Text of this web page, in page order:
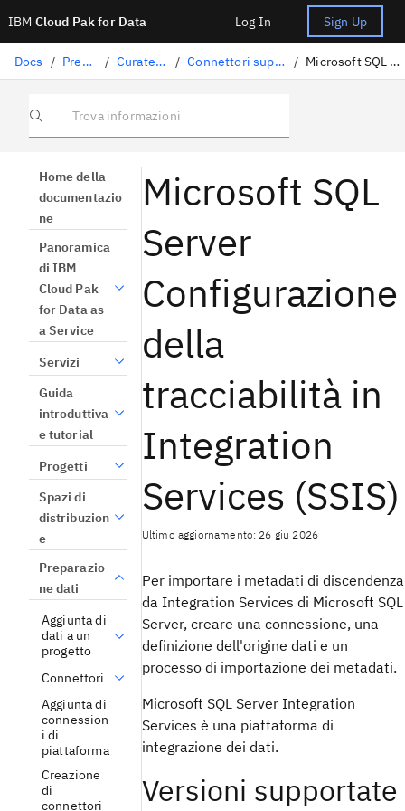
IBM Cloud Pak for Data Log In Sign Up
Docs / Preparazione dati / Curatela di dati strutturati / Connettori supportati per l'importazione della genealogia / Microsoft SQL Server Configurazione della tracciabilità in Integration Services (SSIS)
Trova informazioni
Home della
documentazio
ne
Panoramica
di IBM
Cloud Pak
for Data as
a Service
Servizi
Guida
introduttiva
e tutorial
Progetti
Spazi di
distribuzion
e
Preparazio
ne dati
Aggiunta di
dati a un
progetto
Connettori
Aggiunta di
connession
i di
piattaforma
Creazione
di
connettori
Microsoft SQL
Server
Configurazione
della
tracciabilità in
Integration
Services (SSIS)
Ultimo aggiornamento: 26 giu 2026
Per importare i metadati di discendenza
da Integration Services di Microsoft SQL
Server, creare una connessione, una
definizione dell'origine dati e un
processo di importazione dei metadati.
Microsoft SQL Server Integration
Services è una piattaforma di
integrazione dei dati.
Versioni supportate